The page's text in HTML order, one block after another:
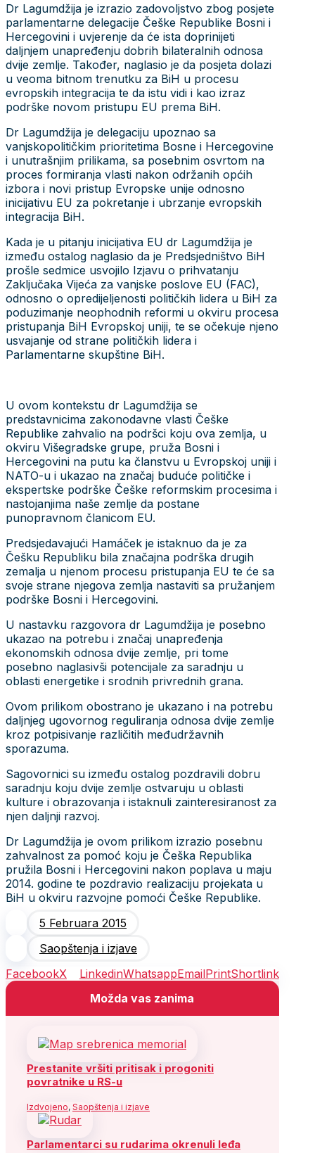
Dr Lagumdžija je izrazio zadovoljstvo zbog posjete
parlamentarne delegacije Češke Republike Bosni i
Hercegovini i uvjerenje da će ista doprinijeti
daljnjem unapređenju dobrih bilateralnih odnosa
dvije zemlje. Također, naglasio je da posjeta dolazi
u veoma bitnom trenutku za BiH u procesu
evropskih integracija te da istu vidi i kao izraz
podrške novom pristupu EU prema BiH.
Dr Lagumdžija je delegaciju upoznao sa
vanjskopolitičkim prioritetima Bosne i Hercegovine
i unutrašnjim prilikama, sa posebnim osvrtom na
proces formiranja vlasti nakon održanih općih
izbora i novi pristup Evropske unije odnosno
inicijativu EU za pokretanje i ubrzanje evropskih
integracija BiH.
Kada je u pitanju inicijativa EU dr Lagumdžija je
između ostalog naglasio da je Predsjedništvo BiH
prošle sedmice usvojilo Izjavu o prihvatanju
Zaključaka Vijeća za vanjske poslove EU (FAC),
odnosno o opredijeljenosti političkih lidera u BiH za
poduzimanje neophodnih reformi u okviru procesa
pristupanja BiH Evropskoj uniji, te se očekuje njeno
usvajanje od strane političkih lidera i
Parlamentarne skupštine BiH.
U ovom kontekstu dr Lagumdžija se
predstavnicima zakonodavne vlasti Češke
Republike zahvalio na podršci koju ova zemlja, u
okviru Višegradske grupe, pruža Bosni i
Hercegovini na putu ka članstvu u Evropskoj uniji i
NATO-u i ukazao na značaj buduće političke i
ekspertske podrške Češke reformskim procesima i
nastojanjima naše zemlje da postane
punopravnom članicom EU.
Predsjedavajući Hamáček je istaknuo da je za
Češku Republiku bila značajna podrška drugih
zemalja u njenom procesu pristupanja EU te će sa
svoje strane njegova zemlja nastaviti sa pružanjem
podrške Bosni i Hercegovini.
U nastavku razgovora dr Lagumdžija je posebno
ukazao na potrebu i značaj unapređenja
ekonomskih odnosa dvije zemlje, pri tome
posebno naglasivši potencijale za saradnju u
oblasti energetike i srodnih privrednih grana.
Ovom prilikom obostrano je ukazano i na potrebu
daljnjeg ugovornog reguliranja odnosa dvije zemlje
kroz potpisivanje različitih međudržavnih
sporazuma.
Sagovornici su između ostalog pozdravili dobru
saradnju koju dvije zemlje ostvaruju u oblasti
kulture i obrazovanja i istaknuli zainteresiranost za
njen daljnji razvoj.
Dr Lagumdžija je ovom prilikom izrazio posebnu
zahvalnost za pomoć koju je Češka Republika
pružila Bosni i Hercegovini nakon poplava u maju
2014. godine te pozdravio realizaciju projekata u
BiH u okviru razvojne pomoći Češke Republike.
5 Februara 2015
Saopštenja i izjave
FacebookX LinkedinWhatsappEmailPrintShortlink
Možda vas zanima
Prestanite vršiti pritisak i progoniti
povratnike u RS-u
Izdvojeno, Saopštenja i izjave
Parlamentarci su rudarima okrenuli leđa